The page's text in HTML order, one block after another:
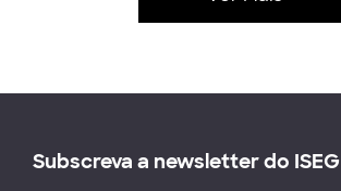
Subscreva a newsletter do ISEG